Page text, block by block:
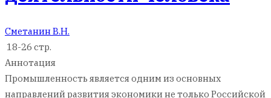
Сметанин В.Н.
18-26 стр.
Аннотация
Промышленность является одним из основных
направлений развития экономики не только Российской